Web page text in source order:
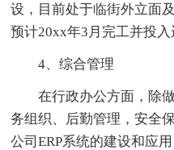
设，目前处于临街外立面
预计20xx年3月完工并投入
4、综合管理
在行政办公方面，除
务组织、后勤管理，安全
公司ERP系统的建设和应